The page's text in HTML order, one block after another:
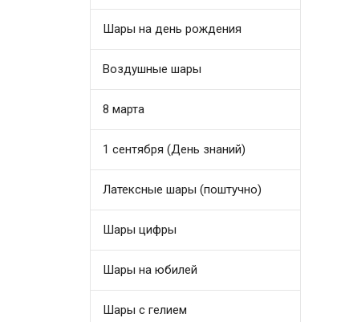
Шары на день рождения
Воздушные шары
8 марта
1 сентября (День знаний)
Латексные шары (поштучно)
Шары цифры
Шары на юбилей
Шары с гелием